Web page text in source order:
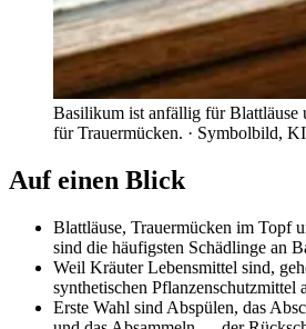
Basilikum ist anfällig für Blattläuse
für Trauermücken. · Symbolbild,
Auf einen Blick
Blattläuse, Trauermücken im Topf
sind die häufigsten Schädlinge an
Weil Kräuter Lebensmittel sind,
synthetischen Pflanzenschutzmittel
Erste Wahl sind Abspülen, das